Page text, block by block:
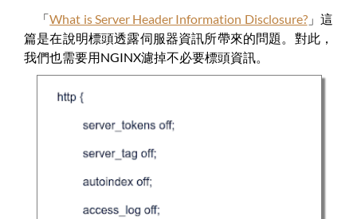
「What is Server Header Information Disclosure?」這
篇是在說明標頭透露伺服器資訊所帶來的問題。對此，
我們也需要用NGINX濾掉不必要標頭資訊。